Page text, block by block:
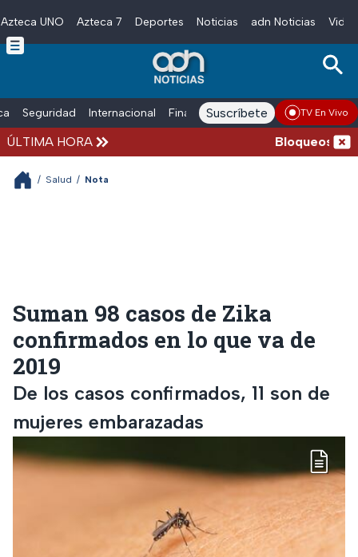
Skip to main content
Azteca UNO Azteca 7 Deportes Noticias adn Noticias
Seguridad Internacional Finanzas adn Noticias Radio
Suscríbete TV En Vivo
ÚLTIMA HORA Bloqueos y
/ Salud / Nota
Suman 98 casos de Zika
confirmados en lo que va de
2019
De los casos confirmados, 11 son de
mujeres embarazadas